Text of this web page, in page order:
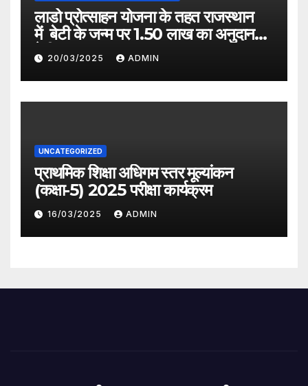
लाडो प्रोत्साहन योजना के तहत राजस्थान
में बेटी के जन्म पर 1.50 लाख का अनुदान
देगी सरकार
20/03/2025 ADMIN
UNCATEGORIZED
प्राथमिक शिक्षा अधिगम स्तर मूल्यांकन
(कक्षा-5) 2025 परीक्षा कार्यक्रम
16/03/2025 ADMIN